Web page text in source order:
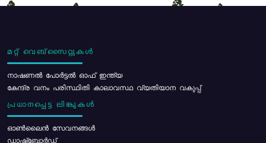
മറ്റ് വെബ്സൈറ്റുകൾ
നാഷണൽ പോർട്ടൽ ഓഫ് ഇന്ത്യ
കേന്ദ്ര വനം പരിസ്ഥിതി കാലാവസ്ഥ വ്യതിയാന വകുപ്പ്
പ്രധാനപ്പെട്ട ലിങ്കുകൾ
ഓൺലൈൻ സേവനങ്ങൾ
ഡാഷ്ബോർഡ്